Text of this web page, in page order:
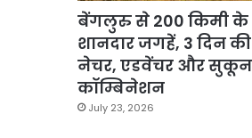
बेंगलुरु से 200 किमी के
शानदार जगहें, 3 दिन
नेचर, एडवेंचर और
कॉम्बिनेशन
July 23, 2026